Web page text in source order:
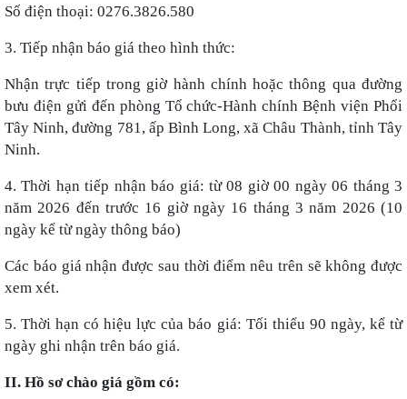
Số điện thoại: 0276.3826.580
3. Tiếp nhận báo giá theo hình thức:
Nhận trực tiếp trong giờ hành chính hoặc thông qua đường
bưu điện gửi đến phòng Tổ chức-Hành chính Bệnh viện Phổi
Tây Ninh, đường 781, ấp Bình Long, xã Châu Thành, tỉnh Tây
Ninh.
4. Thời hạn tiếp nhận báo giá: từ 08 giờ 00 ngày 06 tháng 3
năm 2026 đến trước 16 giờ ngày 16 tháng 3 năm 2026 (10
ngày kể từ ngày thông báo)
Các báo giá nhận được sau thời điểm nêu trên sẽ không được
xem xét.
5. Thời hạn có hiệu lực của báo giá: Tối thiểu 90 ngày, kể từ
ngày ghi nhận trên báo giá.
II. Hồ sơ chào giá gồm có: